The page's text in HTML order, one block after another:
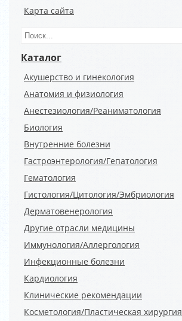
Карта сайта
Каталог
Акушерство и гинекология
Анатомия и физиология
Анестезиология/Реаниматология
Биология
Внутренние болезни
Гастроэнтерология/Гепатология
Гематология
Гистология/Цитология/Эмбриология
Дерматовенерология
Другие отрасли медицины
Иммунология/Аллергология
Инфекционные болезни
Кардиология
Клинические рекомендации
Косметология/Пластическая хирургия